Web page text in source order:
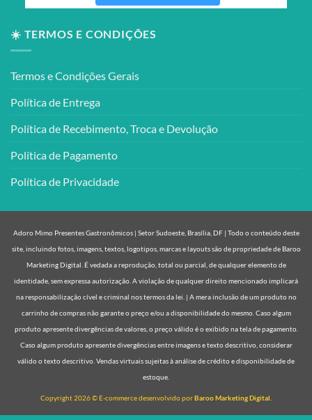
☀️ TERMOS E CONDIÇÕES
Termos e Condições Gerais
Política de Entrega
Política de Recebimento, Troca e Devolução
Política de Pagamento
Política de Privacidade
Adoro Mimo Presentes Gastronômicos | Setor Sudoeste, Brasília, DF | Todo o conteúdo deste
site, incluindo fotos, imagens, textos, logotipos, marcas e layouts são de propriedade de Baroo
Marketing Digital. É vedada a reprodução, total ou parcial, de qualquer elemento de
identidade, sem expressa autorização. A violação de qualquer direito mencionado implicará
na responsabilização cível e criminal nos termos da lei. | A mera inclusão de um produto no
carrinho de compras não garante o preço e/ou a disponibilidade do mesmo. Caso algum
produto apresente divergências de valores, o preço válido é o exibido na tela de pagamento.
Caso algum produto apresente divergências entre imagens e texto descritivo, considerar
válido o texto descritivo. Vendas virtuais sujeitas à análise de crédito e disponibilidade de
estoque.
Copyright 2026 © E-commerce desenvolvido porBaroo Marketing Digital.